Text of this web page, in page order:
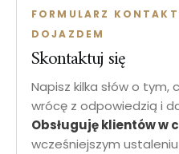
FORMULARZ
DOJAZDEM
Skontaktuj się
Napisz kilka słów o
wrócę z odpowiedzią i
Obsługuję klientów w
wcześniejszym